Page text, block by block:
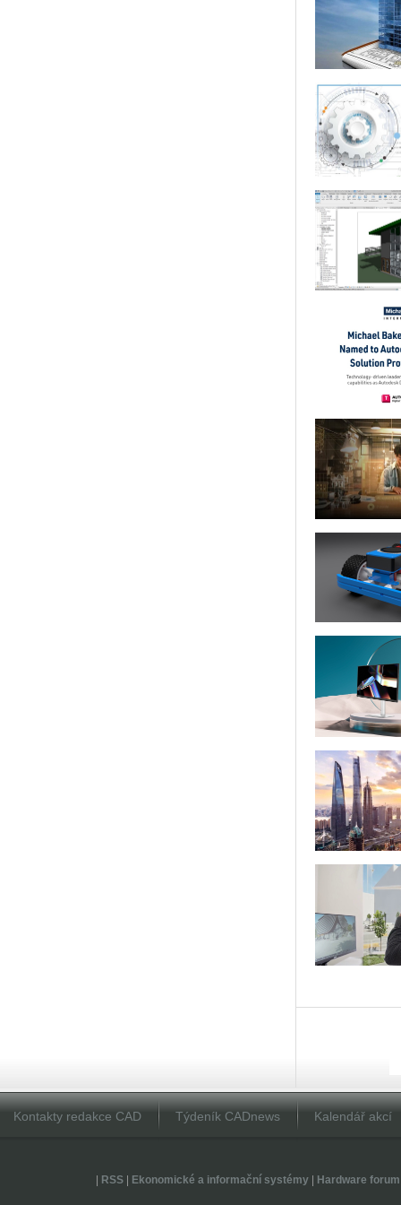
Kontakty redakce CAD Týdeník CADnews Kalendář akcí
RSS| Ekonomické a informační systémy| Hardware forum